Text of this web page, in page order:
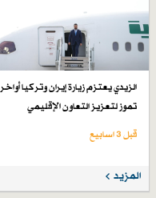
الزيدي يعتزم زيارة إيران وتركيا أواخر
تموز لتعزيز التعاون الإقليمي
قبل 3 اسابیع
المزيد